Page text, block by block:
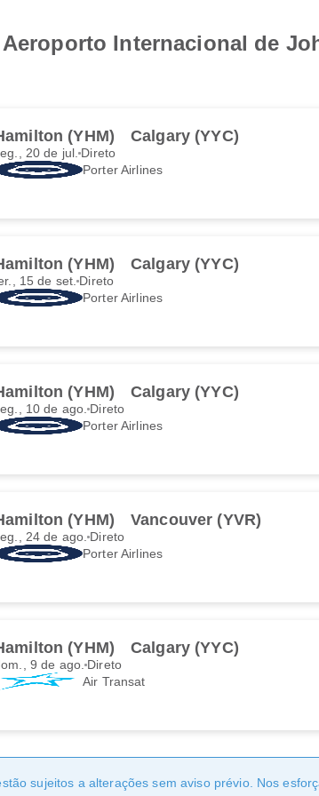
Internacional de
(YHM) Calgary (YYC)
20 de jul. Direto
Porter Airlines
(YHM) Calgary (YYC)
15 de set. Direto
Porter Airlines
(YHM) Calgary (YYC)
10 de ago. Direto
Porter Airlines
(YHM) Vancouver (YVR)
24 de ago. Direto
Porter Airlines
(YHM) Calgary (YYC)
9 de ago. Direto
Air Transat
sujeitos a alterações sem aviso prévio. Nos